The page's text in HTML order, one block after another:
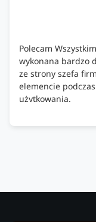
Polecam
wykonana bardzo
ze strony szefa
elemencie
użytkowania.
Firma godna